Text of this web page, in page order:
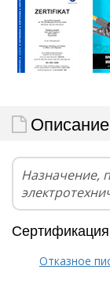
Назначение,
Сертификация
Отказное